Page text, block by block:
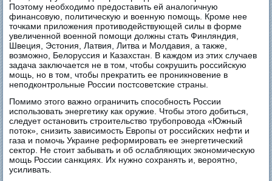
Поэтому необходимо предоставить ей аналогичную
финансовую, политическую и военную помощь. Кроме нее
точками приложения противодействующей силы в форме
увеличенной военной помощи должны стать Финляндия,
Швеция, Эстония, Латвия, Литва и Молдавия, а также,
возможно, Белоруссия и Казахстан. В каждом из этих случаев
задача заключается не в том, чтобы сокрушить российскую
мощь, но в том, чтобы прекратить ее проникновение в
неподконтрольные России постсоветские страны.
Помимо этого важно ограничить способность России
использовать энергетику как оружие. Чтобы этого добиться,
следует остановить строительство трубопровода «Южный
поток», снизить зависимость Европы от российских нефти и
газа и помочь Украине реформировать ее энергетический
сектор. Не стоит забывать и об ослабляющих экономическую
мощь России санкциях. Их нужно сохранять и, вероятно,
усиливать.